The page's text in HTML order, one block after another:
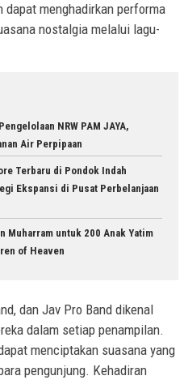
dapat menghadirkan performa
nostalgia melalui lagu-
NRW PAM JAYA,
Air Perpipaan
Terbaru di Pondok Indah
Ekspansi di Pusat Perbelanjaan
Muharram untuk 200 Anak Yatim
of Heaven
dan Jav Pro Band dikenal
dalam setiap penampilan.
menciptakan suasana yang
pengunjung. Kehadiran